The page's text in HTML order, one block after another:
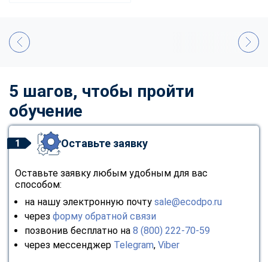
5 шагов, чтобы пройти
обучение
1 Оставьте заявку
Оставьте заявку любым удобным для вас
способом:
на нашу электронную почту sale@ecodpo.ru
через форму обратной связи
позвонив бесплатно на 8 (800) 222-70-59
через мессенджер Telegram, Viber